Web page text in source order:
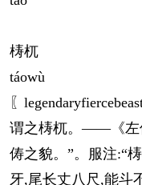
梼杌
táowù
〖
谓之梼杌。——《左
俦之貌。”。服注:“
牙,尾长丈八尺,能斗